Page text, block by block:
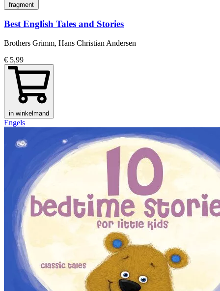
fragment
Best English Tales and Stories
Brothers Grimm, Hans Christian Andersen
€ 5,99
in winkelmand
Engels